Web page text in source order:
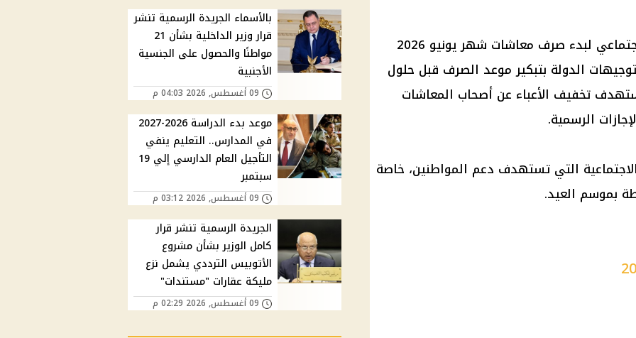
لبدء صرف معاشات شهر يونيو 2026
الدولة بتبكير موعد الصرف قبل حلول
تخفيف الأعباء عن أصحاب المعاشات
الرسمية.
الاجتماعية التي تستهدف دعم المواطنين، خاصة
بموسم العيد.
بالأسماء الجريدة الرسمية تنشر
قرار وزير الداخلية بشأن 21
مواطنًا والحصول على الجنسية
الأجنبية
09 أغسطس, 2026 04:03 م
موعد بدء الدراسة 2026-2027
في المدارس.. التعليم ينفي
التأجيل العام الدارسي إلي 19
سبتمبر
09 أغسطس, 2026 03:12 م
الجريدة الرسمية تنشر قرار
كامل الوزير بشأن مشروع
الأتوبيس الترددي يشمل نزع
مليكة عقارات "مستندات"
09 أغسطس, 2026 02:29 م